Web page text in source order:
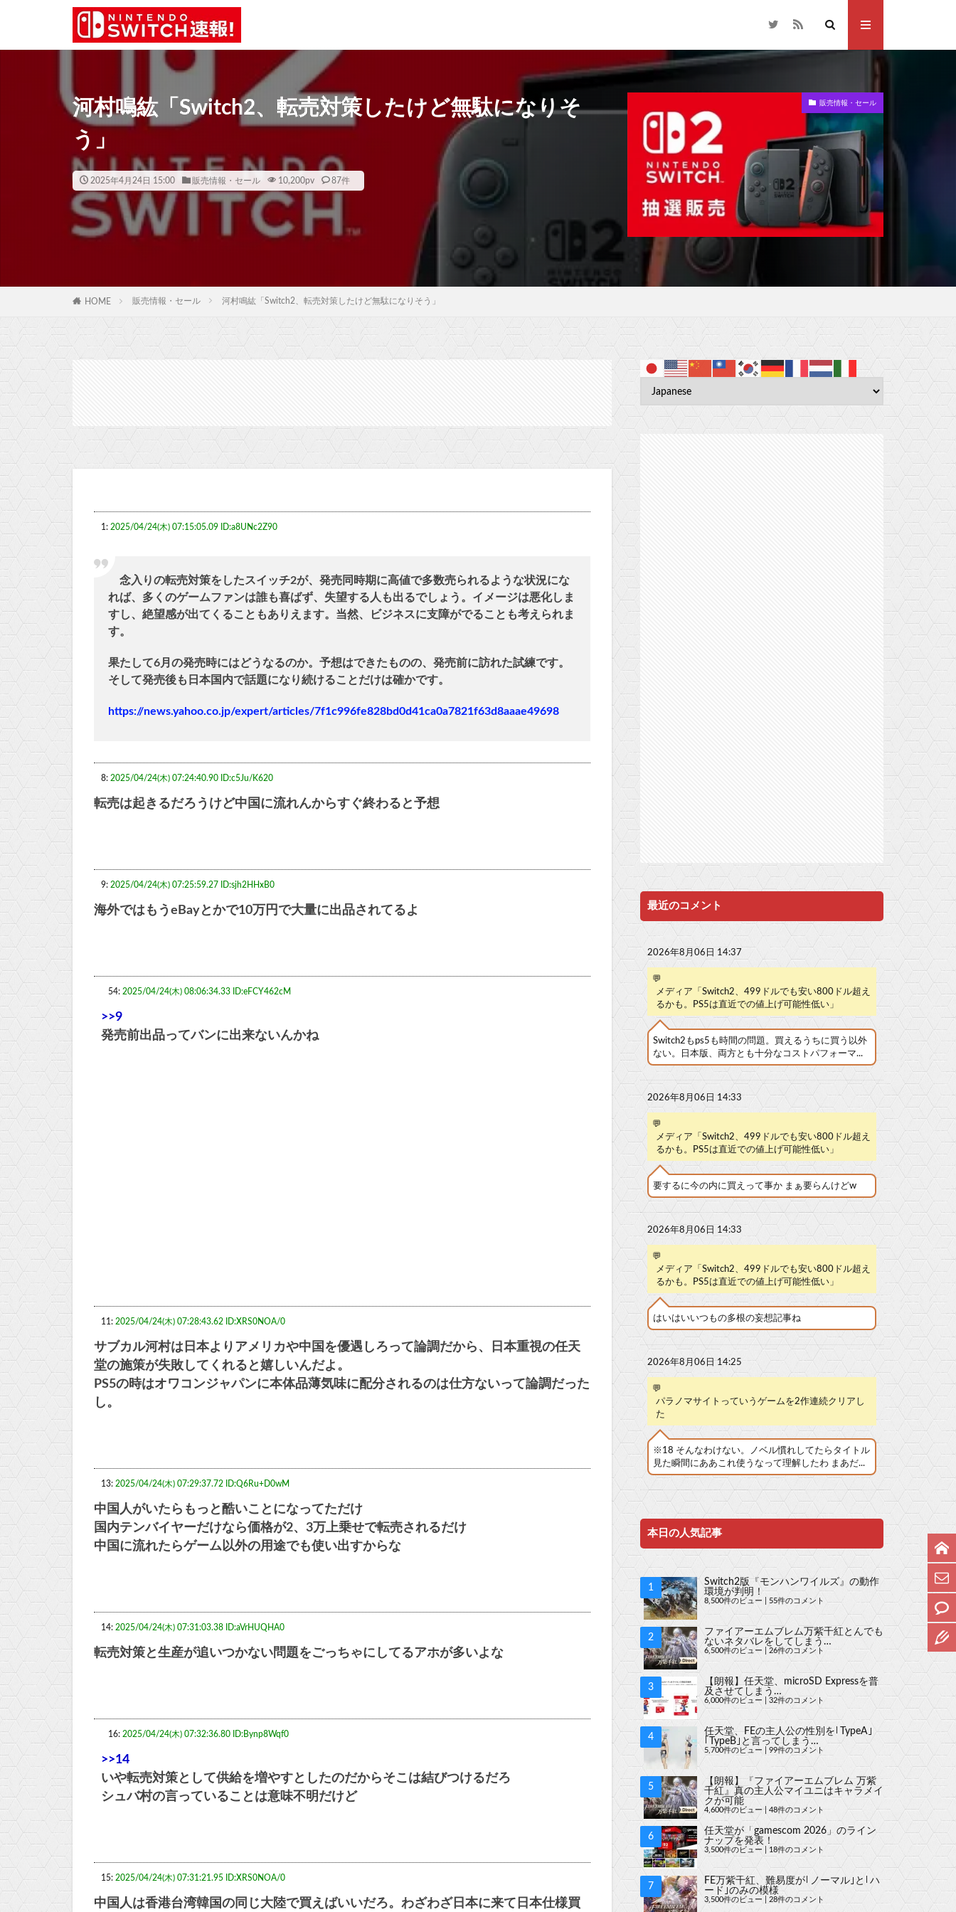
河村鳴紘「Switch2、転売対策したけど無駄になりそ
う」
2025年4月24日 15:00 販売情報・セール 10,200pv 87件
販売情報・セール
HOME 販売情報・セール 河村鳴紘「Switch2、転売対策したけど無駄になりそう」
1: 2025/04/24(木) 07:15:05.09 ID:a8UNc2Z90
念入りの転売対策をしたスイッチ2が、発売同時期に高値で多数売られるような状況にな
れば、多くのゲームファンは誰も喜ばず、失望する人も出るでしょう。イメージは悪化しま
すし、絶望感が出てくることもありえます。当然、ビジネスに支障がでることも考えられま
す。
果たして6月の発売時にはどうなるのか。予想はできたものの、発売前に訪れた試練です。
そして発売後も日本国内で話題になり続けることだけは確かです。
https://news.yahoo.co.jp/expert/articles/7f1c996fe828bd0d41ca0a7821f63d8aaae49698
8: 2025/04/24(木) 07:24:40.90 ID:c5Ju/K620
転売は起きるだろうけど中国に流れんからすぐ終わると予想
9: 2025/04/24(木) 07:25:59.27 ID:sjh2HHxB0
海外ではもうeBayとかで10万円で大量に出品されてるよ
54: 2025/04/24(木) 08:06:34.33 ID:eFCY462cM
>>9
発売前出品ってバンに出来ないんかね
11: 2025/04/24(木) 07:28:43.62 ID:XRS0NOA/0
サブカル河村は日本よりアメリカや中国を優遇しろって論調だから、日本重視の任天
堂の施策が失敗してくれると嬉しいんだよ。
PS5の時はオワコンジャパンに本体品薄気味に配分されるのは仕方ないって論調だった
し。
13: 2025/04/24(木) 07:29:37.72 ID:Q6Ru+D0wM
中国人がいたらもっと酷いことになってただけ
国内テンバイヤーだけなら価格が2、3万上乗せで転売されるだけ
中国に流れたらゲーム以外の用途でも使い出すからな
14: 2025/04/24(木) 07:31:03.38 ID:aVrHUQHA0
転売対策と生産が追いつかない問題をごっちゃにしてるアホが多いよな
16: 2025/04/24(木) 07:32:36.80 ID:Bynp8Wqf0
>>14
いや転売対策として供給を増やすとしたのだからそこは結びつけるだろ
シュバ村の言っていることは意味不明だけど
15: 2025/04/24(木) 07:31:21.95 ID:XRS0NOA/0
中国人は香港台湾韓国の同じ大陸で買えばいいだろ。わざわざ日本に来て日本仕様買
最近のコメント
2026年8月06日 14:37
💬
メディア「Switch2、499ドルでも安い800ドル超え
るかも。PS5は直近での値上げ可能性低い」
Switch2もps5も時間の問題。買えるうちに買う以外
ない。日本版、両方とも十分なコストパフォーマ...
2026年8月06日 14:33
💬
メディア「Switch2、499ドルでも安い800ドル超え
るかも。PS5は直近での値上げ可能性低い」
要するに今の内に買えって事か まぁ要らんけどw
2026年8月06日 14:33
💬
メディア「Switch2、499ドルでも安い800ドル超え
るかも。PS5は直近での値上げ可能性低い」
はいはいいつもの多根の妄想記事ね
2026年8月06日 14:25
💬
パラノマサイトっていうゲームを2作連続クリアし
た
※18 そんなわけない。ノベル慣れしてたらタイトル
見た瞬間にああこれ使うなって理解したわ まあだ...
本日の人気記事
Switch2版『モンハンワイルズ』の動作
環境が判明！
8,500件のビュー 55件のコメント
ファイアーエムブレム万紫千紅とんでも
ないネタバレをしてしまう…
6,500件のビュー 26件のコメント
【朗報】任天堂、microSD Expressを普
及させてしまう…
6,000件のビュー 32件のコメント
任天堂、FEの主人公の性別を｢TypeA｣
｢TypeB｣と言ってしまう…
5,700件のビュー 99件のコメント
【朗報】『ファイアーエムブレム 万紫
千紅』真の主人公マイユニはキャラメイ
クが可能
4,600件のビュー| 48件のコメント
任天堂が「gamescom 2026」のライン
ナップを発表！
3,500件のビュー 18件のコメント
FE万紫千紅、難易度が｢ノーマル｣と｢ハ
ード｣のみの模様
3,500件のビュー 28件のコメント